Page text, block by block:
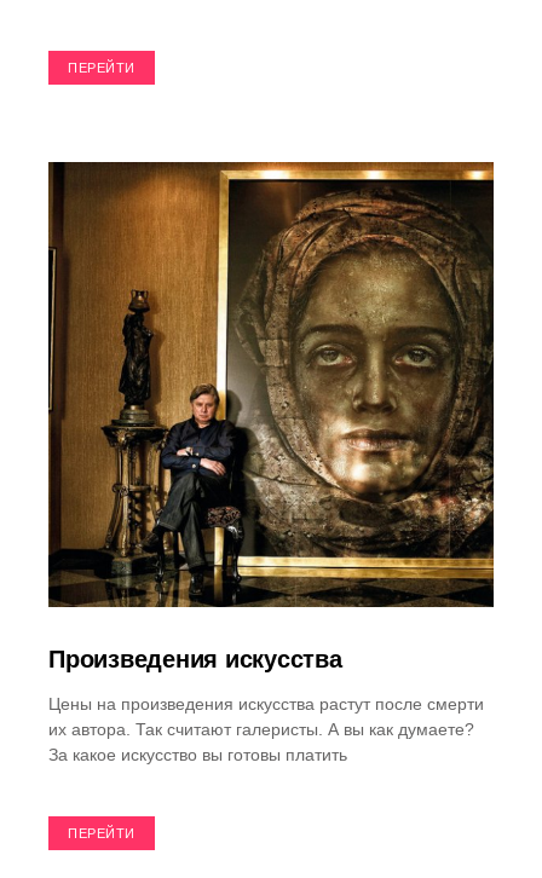
ПЕРЕЙТИ
Произведения искусства
Цены на произведения искусства растут после смерти
их автора. Так считают галеристы. А вы как думаете?
За какое искусство вы готовы платить
ПЕРЕЙТИ